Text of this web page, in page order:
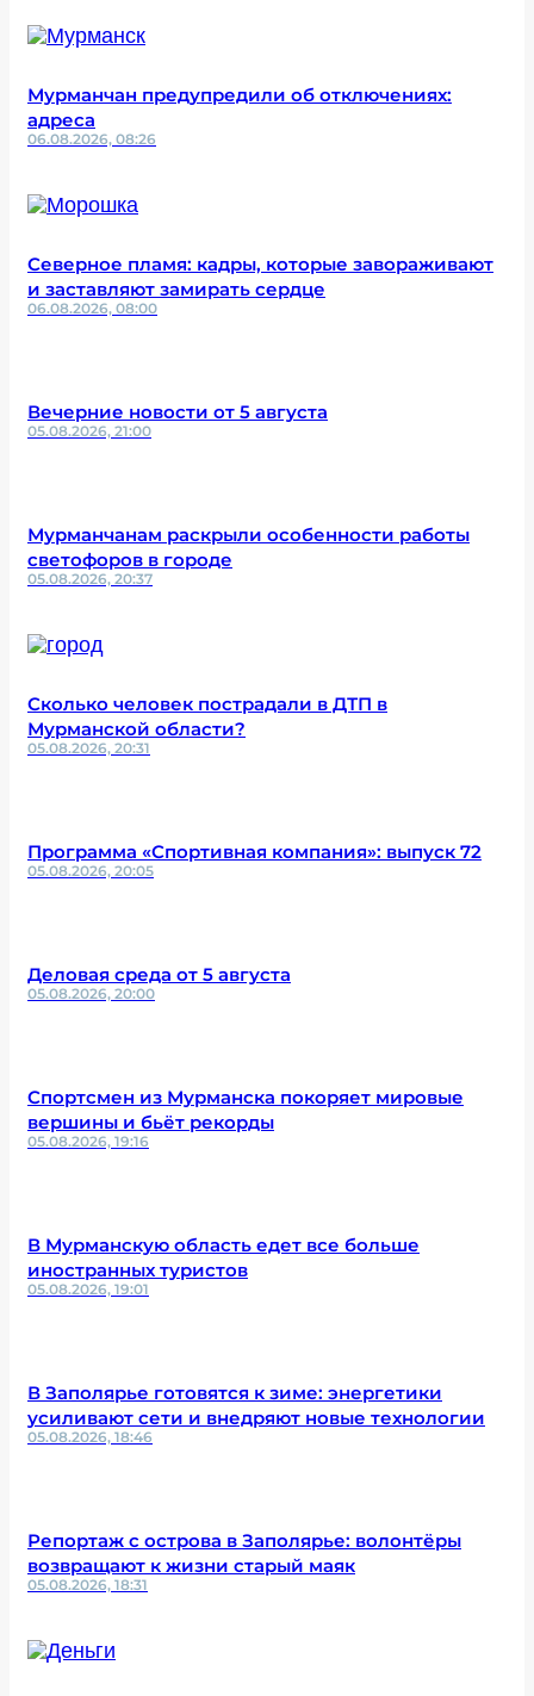
Мурманчан предупредили об отключениях:
адреса
06.08.2026, 08:26
Северное пламя: кадры, которые завораживают
и заставляют замирать сердце
06.08.2026, 08:00
Вечерние новости от 5 августа
05.08.2026, 21:00
Мурманчанам раскрыли особенности работы
светофоров в городе
05.08.2026, 20:37
Сколько человек пострадали в ДТП в
Мурманской области?
05.08.2026, 20:31
Программа «Спортивная компания»: выпуск 72
05.08.2026, 20:05
Деловая среда от 5 августа
05.08.2026, 20:00
Спортсмен из Мурманска покоряет мировые
вершины и бьёт рекорды
05.08.2026, 19:16
В Мурманскую область едет все больше
иностранных туристов
05.08.2026, 19:01
В Заполярье готовятся к зиме: энергетики
усиливают сети и внедряют новые технологии
05.08.2026, 18:46
Репортаж с острова в Заполярье: волонтёры
возвращают к жизни старый маяк
05.08.2026, 18:31